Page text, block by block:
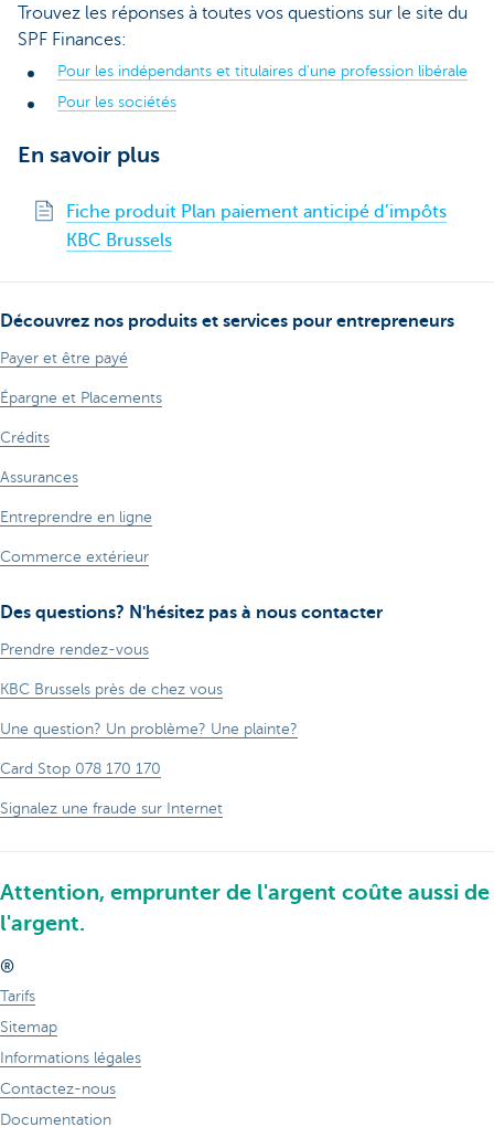
Trouvez les réponses à toutes vos questions sur le site du
SPF Finances:
Pour les indépendants et titulaires d'une profession libérale
Pour les sociétés
En savoir plus
Fiche produit Plan paiement anticipé d’impôts
KBC Brussels
Découvrez nos produits et services pour entrepreneurs
Payer et être payé
Épargne et Placements
Crédits
Assurances
Entreprendre en ligne
Commerce extérieur
Des questions? N'hésitez pas à nous contacter
Prendre rendez-vous
KBC Brussels près de chez vous
Une question? Un problème? Une plainte?
Card Stop 078 170 170
Signalez une fraude sur Internet
Attention, emprunter de l'argent coûte aussi de
l'argent.
®
Tarifs
Sitemap
Informations légales
Contactez-nous
Documentation